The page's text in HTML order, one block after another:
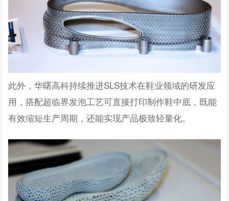
此外，华曙高科持续推进SLS技术在鞋业领域的研发应
用，搭配超临界发泡工艺可直接打印制作鞋中底， 既能
有效缩短生产周期，还能实现产品极致轻量化。